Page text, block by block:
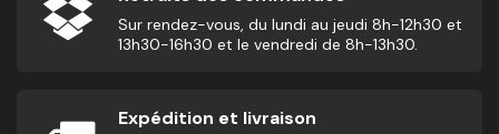
Sur rendez-vous, du lundi au jeudi 8h-12h30 et
13h30-16h30 et le vendredi de 8h-13h30.
Expédition et livraison